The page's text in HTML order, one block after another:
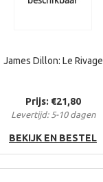
James Dillon: Le Rivage
Prijs: €21,80
Levertijd: 5-10 dagen
BEKIJK EN BESTEL